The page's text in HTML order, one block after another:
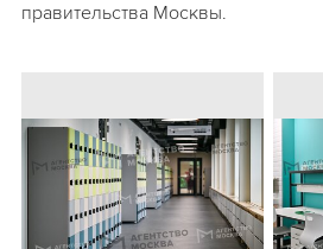
правительства Москвы.